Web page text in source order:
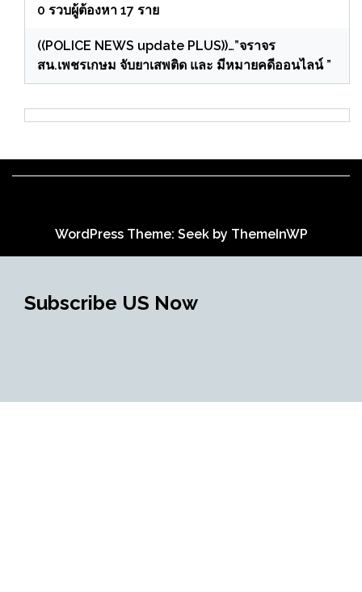
0 รวบผู้ต้องหา 17 ราย
((POLICE NEWS update PLUS))…”จราจร
สน.เพชรเกษม จับยาเสพติด และ มีหมายคดีออนไลน์ ”
WordPress Theme: Seek by ThemeInWP
Subscribe US Now